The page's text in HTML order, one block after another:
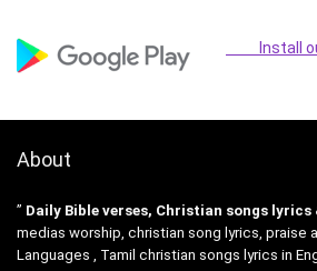
Install our
About
” Daily Bible verses, Christian songs lyrics
medias worship, christian song lyrics, praise
Languages , Tamil christian songs lyrics in